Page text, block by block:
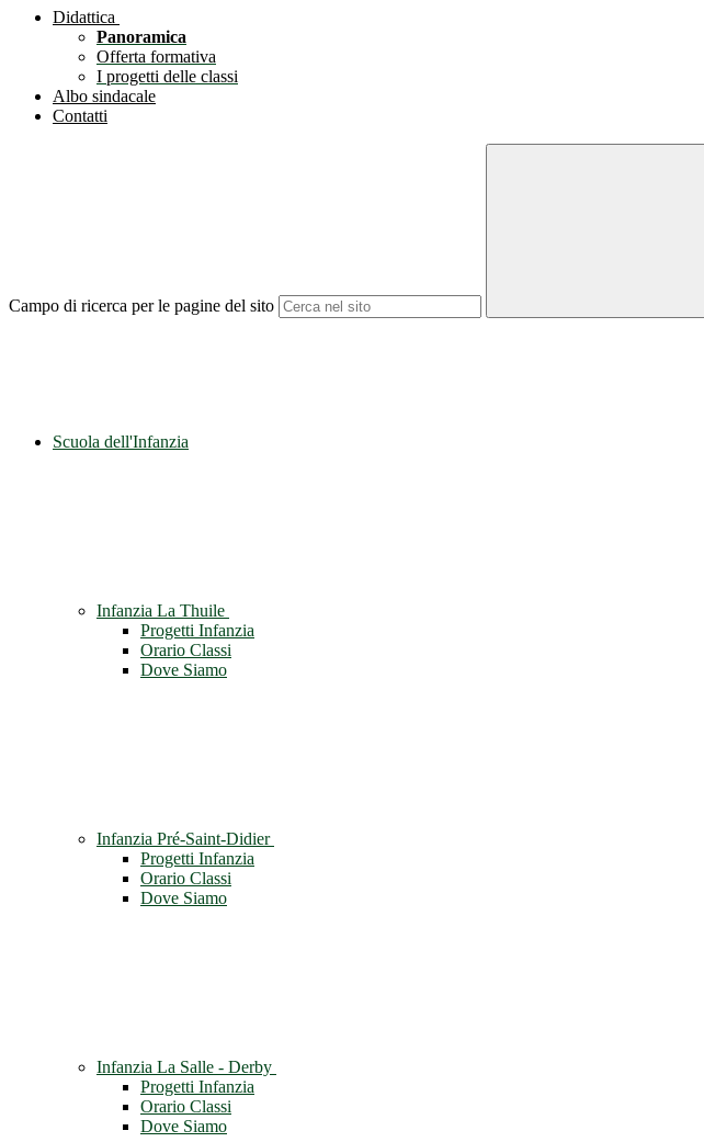
Didattica
Panoramica
Offerta formativa
I progetti delle classi
Albo sindacale
Contatti
Campo di ricerca per le pagine del sito
Scuola dell'Infanzia
Infanzia La Thuile
Progetti Infanzia
Orario Classi
Dove Siamo
Infanzia Pré-Saint-Didier
Progetti Infanzia
Orario Classi
Dove Siamo
Infanzia La Salle - Derby
Progetti Infanzia
Orario Classi
Dove Siamo